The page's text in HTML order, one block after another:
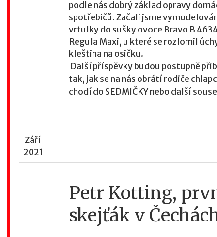
podle nás dobrý základ opravy
spotřebičů. Začali jsme
vrtulky do sušky ovoce Bravo B
Regula Maxi, u které se rozlomil
kleština na osičku.
Další příspěvky budou postupně
tak, jak se na nás obrátí rodiče
chodí do SEDMIČKY nebo další
Září
2021
Petr Kotting,
skejťák v